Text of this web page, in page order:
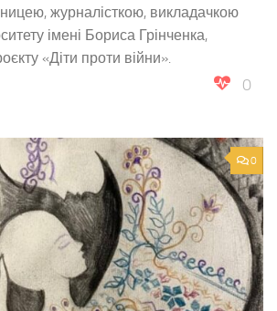
журналісткою, викладачкою
імені Бориса Грінченка,
«Діти проти війни».
0
0